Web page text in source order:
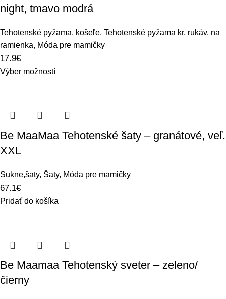
night, tmavo modrá
Tehotenské pyžama, košeľe, Tehotenské pyžama kr. rukáv, na
ramienka, Móda pre mamičky
17.9€
Výber možností
Be MaaMaa Tehotenské šaty – granátové, veľ.
XXL
Sukne,šaty, Šaty, Móda pre mamičky
67.1€
Pridať do košíka
Be Maamaa Tehotenský sveter – zeleno/
čierny